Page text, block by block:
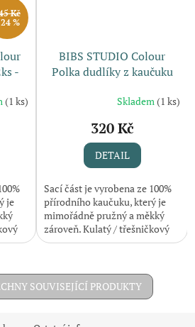
Kč
%
-
(1 ks)
je
i
BIBS STUDIO Colour
Polka dudlíky z kaučuku
Skladem(1 ks)
320 Kč
DETAIL
Sací část je vyrobena ze 100%
přírodního kaučuku, který je
mimořádně pružný a měkký
zároveň. Kulatý / třešničkový
tvar sací části si často oblíbí i
SOUVISEJÍCÍ PRODUKTY